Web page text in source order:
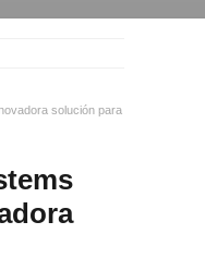
solución para